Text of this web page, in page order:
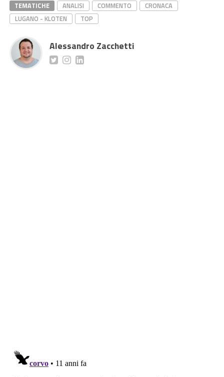
TEMATICHE ANALISI COMMENTO
CRONACA
LUGANO - KLOTEN
TOP
Alessandro Zacchetti